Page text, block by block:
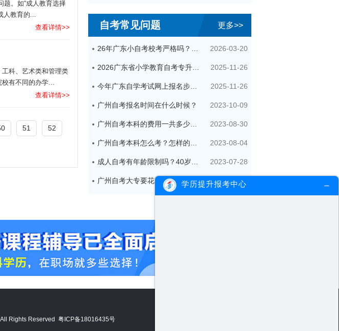
自考常见问题 更多>>
26年广东小自考校考严格吗？很简单吗？ 2026-03-20
2026广东省小学教育自考专升本考试科目（+指引） 2025-11-26
今年广东自学考试网上报名步骤（全） 2025-11-26
广州自考报名时间在什么时候？ 2023-10-09
广州自考本科的费用一共多少钱？ 2023-08-30
广州自考本科怎么考？怎样的流程？ 2023-08-04
成人自考有年龄限制吗？40岁了还可以参加吗？ 2023-07-28
广州自考大专要花多少钱？多久拿证？ 2023-07-14
题。如“成人教育选择
人教育的...
查看详情>>
科、艺术类和管理类
有不同的办学...
查看详情>>
51 52
Rights Reserved 粤ICP备18016435号
学历提升报考中心